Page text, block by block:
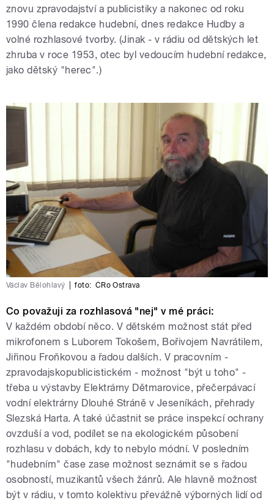
znovu zpravodajství a publicistiky a nakonec od roku
1990 člena redakce hudební, dnes redakce Hudby a
volné rozhlasové tvorby. (Jinak - v rádiu od dětských let
zhruba v roce 1953, otec byl vedoucím hudební redakce,
jako dětský "herec".)
Václav Bělohlavý foto: ČRo Ostrava
Co považuji za rozhlasová "nej" v mé práci:
V každém období něco. V dětském možnost stát před
mikrofonem s Luborem Tokošem, Bořivojem Navrátilem,
Jiřinou Froňkovou a řadou dalších. V pracovním -
zpravodajskopublicistickém - možnost "být u toho" -
třeba u výstavby Elektrárny Dětmarovice, přečerpávací
vodní elektrárny Dlouhé Stráně v Jeseníkách, přehrady
Slezská Harta. A také účastnit se práce inspekcí ochrany
ovzduší a vod, podílet se na ekologickém působení
rozhlasu v dobách, kdy to nebylo módní. V posledním
"hudebním" čase zase možnost seznámit se s řadou
osobností, muzikantů všech žánrů. Ale hlavně možnost
být v rádiu, v tomto kolektivu převážně výborných lidí od